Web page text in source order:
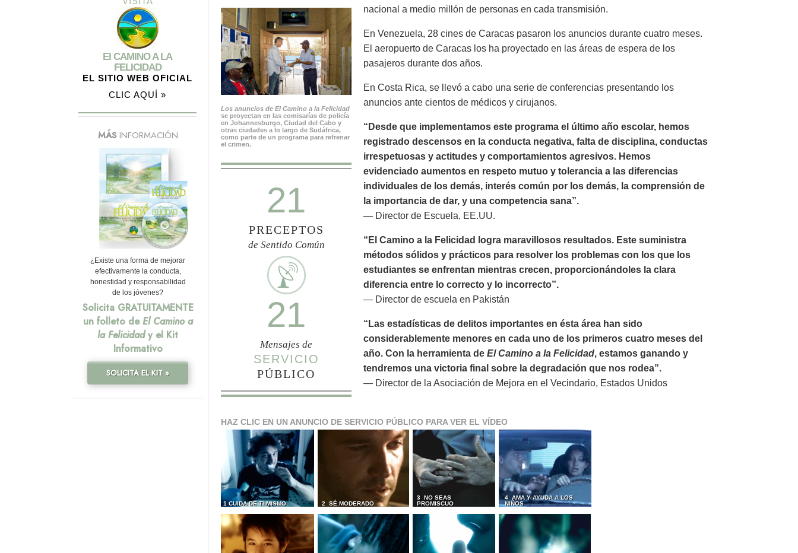
Los anuncios de El Camino a la Felicidad
se proyectan en las comisarías de policía
en Johannesburgo, Ciudad del Cabo y
otras ciudades a lo largo de Sudáfrica,
como parte de un programa para refrenar
el crimen.
nacional a medio millón de personas en cada transmisión.
En Venezuela, 28 cines de Caracas pasaron los anuncios durante cuatro meses.
El aeropuerto de Caracas los ha proyectado en las áreas de espera de los
pasajeros durante dos años.
En Costa Rica, se llevó a cabo una serie de conferencias presentando los
anuncios ante cientos de médicos y cirujanos.
21
PRECEPTOS
de Sentido Común
21
Mensajes de
SERVICIO
PÚBLICO
“Desde que implementamos este programa el último año escolar, hemos
registrado descensos en la conducta negativa, falta de disciplina, conductas
irrespetuosas y actitudes y comportamientos agresivos. Hemos
evidenciado aumentos en respeto mutuo y tolerancia a las diferencias
individuales de los demás, interés común por los demás, la comprensión de
la importancia de dar, y una competencia sana”.
— Director de Escuela, EE.UU.
“El Camino a la Felicidad logra maravillosos resultados. Este suministra
métodos sólidos y prácticos para resolver los problemas con los que los
estudiantes se enfrentan mientras crecen, proporcionándoles la clara
diferencia entre lo correcto y lo incorrecto”.
— Director de escuela en Pakistán
“Las estadísticas de delitos importantes en ésta área han sido
considerablemente menores en cada uno de los primeros cuatro meses del
año. Con la herramienta de El Camino a la Felicidad, estamos ganando y
tendremos una victoria final sobre la degradación que nos rodea”.
— Director de la Asociación de Mejora en el Vecindario, Estados Unidos
HAZ CLIC EN UN ANUNCIO DE SERVICIO PÚBLICO PARA VER EL VÍDEO
1 CUIDA DE TI MISMO 2 SÉ MODERADO
3 NO SEAS
PROMISCUO
4 AMA Y AYUDA A LOS
NIÑOS
El CAMINO A LA
FELICIDAD
EL SITIO WEB OFICIAL
CLIC AQUÍ »
MÁSINFORMACIÓN
¿Existe una forma de mejorar
efectivamente la conducta,
honestidad y responsabilidad
de los jóvenes?
Solicita GRATUITAMENTE
un folleto de El Camino a
la Felicidady el Kit
Informativo
SOLICITA EL KIT »